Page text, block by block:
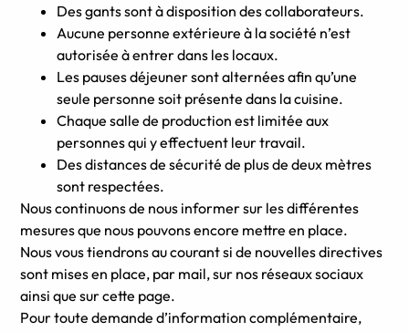
Des gants sont à disposition des collaborateurs.
Aucune personne extérieure à la société n’est
autorisée à entrer dans les locaux.
Les pauses déjeuner sont alternées afin qu’une
seule personne soit présente dans la cuisine.
Chaque salle de production est limitée aux
personnes qui y effectuent leur travail.
Des distances de sécurité de plus de deux mètres
sont respectées.
Nous continuons de nous informer sur les différentes
mesures que nous pouvons encore mettre en place.
Nous vous tiendrons au courant si de nouvelles directives
sont mises en place, par mail, sur nos réseaux sociaux
ainsi que sur cette page.
Pour toute demande d’information complémentaire,